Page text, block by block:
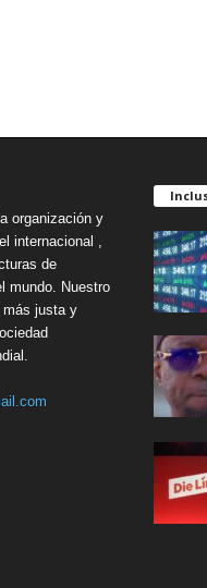
organización y
internacional ,
de
mundo. Nuestro
más justa y